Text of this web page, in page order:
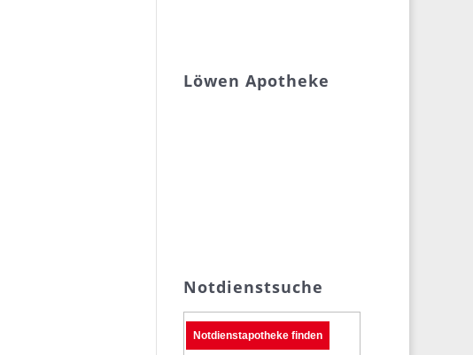
Löwen Apotheke
Notdienstsuche
Notdienstapotheke finden